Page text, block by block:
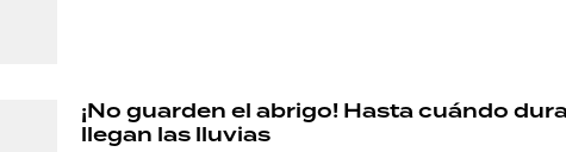
¡No guarden el abrigo! Hasta cuándo
llegan las lluvias